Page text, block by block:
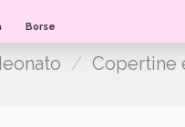
Borse
Copertine